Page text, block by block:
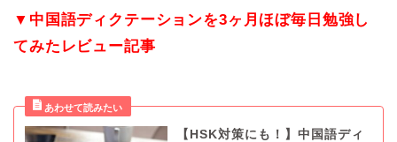
▼中国語ディクテーションを3ヶ月ほぼ毎日勉強し
てみたレビュー記事
【HSK対策にも！】中国語ディ